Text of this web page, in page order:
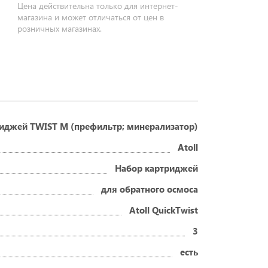
Цена действительна только для интернет-
магазина и может отличаться от цен в
розничных магазинах.
TWIST M (префильтр; минерализатор)
Atoll
Набор картриджей
для обратного осмоса
Atoll QuickTwist
3
есть